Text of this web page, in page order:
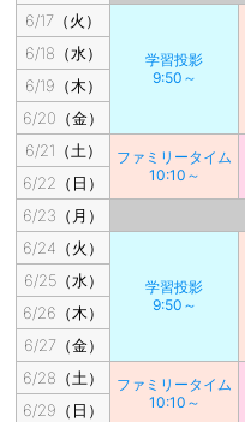
6/17（火）
学習投影
9:50～
6/18（水）
6/19（木）
6/20（金）
6/21（土）
ファミリータイム
10:10～
6/22（日）
6/23（月）
6/24（火）
学習投影
9:50～
6/25（水）
6/26（木）
6/27（金）
6/28（土）
ファミリータイム
10:10～
6/29（日）